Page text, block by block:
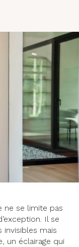
ne se limite pas
Il se
invisibles mais
un éclairage qui